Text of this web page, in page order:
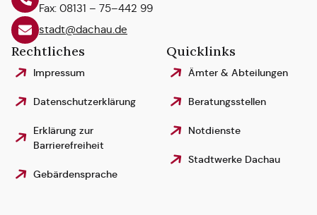
Fax: 08131 – 75–442 99
stadt@dachau.de
Rechtliches
Impressum
Datenschutzerklärung
Erklärung zur
Barrierefreiheit
Gebärdensprache
Quicklinks
Ämter & Abteilungen
Beratungsstellen
Notdienste
Stadtwerke Dachau